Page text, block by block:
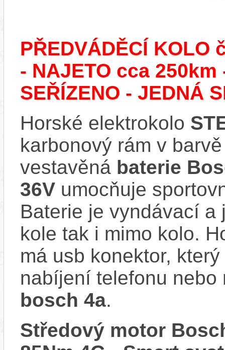
PŘEDVÁDĚCÍ KOLO
- NAJETO cca 250km
SEŘÍZENO - JEDNÁ
Horské elektrokolo
karbonový rám v
vestavěná baterie
36V umocňuje
Baterie je vyndávací
kole tak i mimo kolo.
má usb konektor,
nabíjení telefonu
bosch 4a.
Středový motor